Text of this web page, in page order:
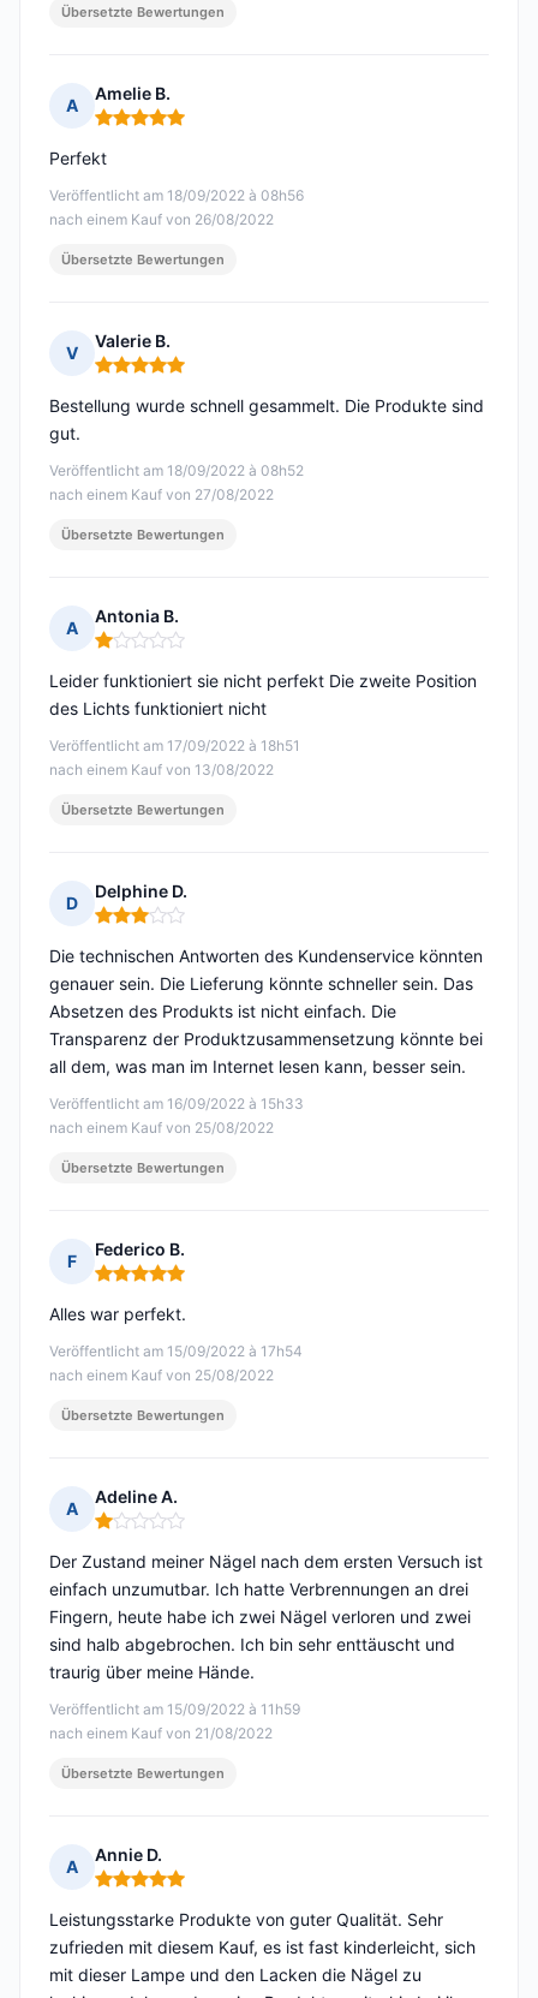
Übersetzte Bewertungen
A
Amelie B.
Hinweis: 5 von 5
Veröffentlicht am 18/09/2022 à 08h56
nach einem Kauf von 26/08/2022
Perfekt
Übersetzte Bewertungen
V
Valerie B.
Hinweis: 5 von 5
Veröffentlicht am 18/09/2022 à 08h52
nach einem Kauf von 27/08/2022
Bestellung wurde schnell gesammelt. Die Produkte sind
gut.
Übersetzte Bewertungen
A
Antonia B.
Hinweis: 1 von 5
Veröffentlicht am 17/09/2022 à 18h51
nach einem Kauf von 13/08/2022
Leider funktioniert sie nicht perfekt Die zweite Position
des Lichts funktioniert nicht
Übersetzte Bewertungen
D
Delphine D.
Hinweis: 3 von 5
Veröffentlicht am 16/09/2022 à 15h33
nach einem Kauf von 25/08/2022
Die technischen Antworten des Kundenservice könnten
genauer sein. Die Lieferung könnte schneller sein. Das
Absetzen des Produkts ist nicht einfach. Die
Transparenz der Produktzusammensetzung könnte bei
all dem, was man im Internet lesen kann, besser sein.
Übersetzte Bewertungen
F
Federico B.
Hinweis: 5 von 5
Veröffentlicht am 15/09/2022 à 17h54
nach einem Kauf von 25/08/2022
Alles war perfekt.
Übersetzte Bewertungen
A
Adeline A.
Hinweis: 1 von 5
Veröffentlicht am 15/09/2022 à 11h59
nach einem Kauf von 21/08/2022
Der Zustand meiner Nägel nach dem ersten Versuch ist
einfach unzumutbar. Ich hatte Verbrennungen an drei
Fingern, heute habe ich zwei Nägel verloren und zwei
sind halb abgebrochen. Ich bin sehr enttäuscht und
traurig über meine Hände.
Übersetzte Bewertungen
A
Annie D.
Hinweis: 5 von 5
Leistungsstarke Produkte von guter Qualität. Sehr
zufrieden mit diesem Kauf, es ist fast kinderleicht, sich
mit dieser Lampe und den Lacken die Nägel zu